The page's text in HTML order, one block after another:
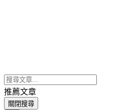
推薦文章
關閉搜尋